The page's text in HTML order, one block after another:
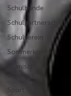
Schulhunde
Schulpartnerschaft
Schulverein
Sommerkonzert
Spanisch
Unterricht
Sport